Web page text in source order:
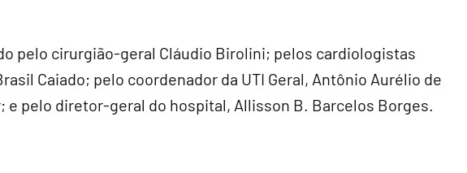
pelo cirurgião-geral Cláudio Birolini; pelos cardiologistas
Caiado; pelo coordenador da UTI Geral, Antônio Aurélio de
e pelo diretor-geral do hospital, Allisson B. Barcelos Borges.